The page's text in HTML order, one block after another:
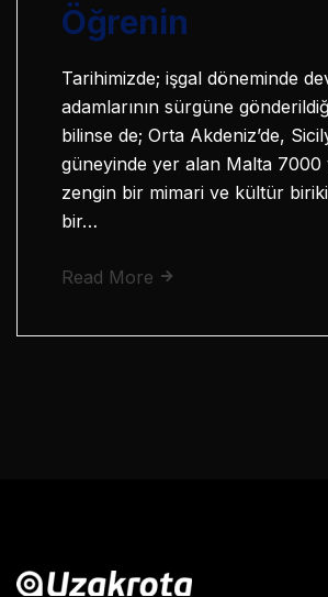
Öğrenin
Tarihimizde; işgal döneminde
adamlarının sürgüne
bilinse de; Orta Akdeniz’de,
güneyinde yer alan Malta 7000
zengin bir mimari ve kültür
bir…
Read More